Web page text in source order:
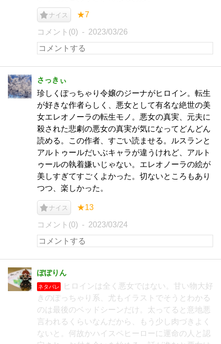
ナイス ★7
コメント(0) 2023/03/26
さっきぃ
珍しくぽっちゃり令嬢のジーナがヒロイン。転生
が好きな作者らしく、悪女として有名な絶世の美
女エレオノーラの転生モノ。悪女の真実、元夫に
殺された悲劇の悪女の真実が気になってどんどん
読める。この作者、すごい読ませる。ルスランと
アルトゥールだいぶキャラが違うけれど、アルト
ゥールの執着嫌いじゃない。エレオノーラの絵が
美しすぎてすごくよかった。切ないところもあり
つつ、楽しかった。
ナイス ★13
コメント(0) 2023/03/24
ぽぽりん
ネタバレ
ヒロインは全く悪女ではない。甘い物大好
きのぽっちゃり系、尤もイラストでそうとわかる
のは最後のベッドシーンだけ。太ってると意地悪
言われるくらいなんだから、もう少し肉づきよく
ないと。何故かハイスペヒーローに運命の人と認